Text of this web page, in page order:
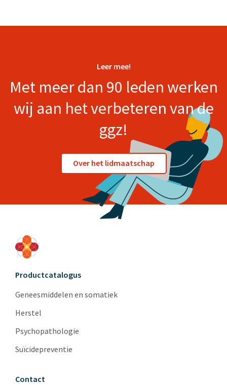
Leer mee!
Met meer dan 90 leden werken
wij aan het verbeteren van de
ggz!
Over het lidmaatschap
Productcatalogus
Geneesmiddelen en somatiek
Herstel
Psychopathologie
Suïcidepreventie
Contact